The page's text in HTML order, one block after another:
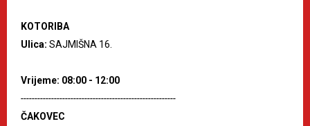
KOTORIBA
Ulica: SAJMIŠNA 16.
Vrijeme: 08:00 - 12:00
--------------------------------------------------------
ČAKOVEC